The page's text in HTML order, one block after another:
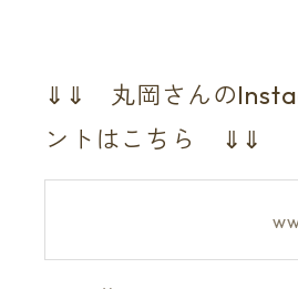
⇓⇓ 丸岡さんの
ントはこちら ⇓⇓